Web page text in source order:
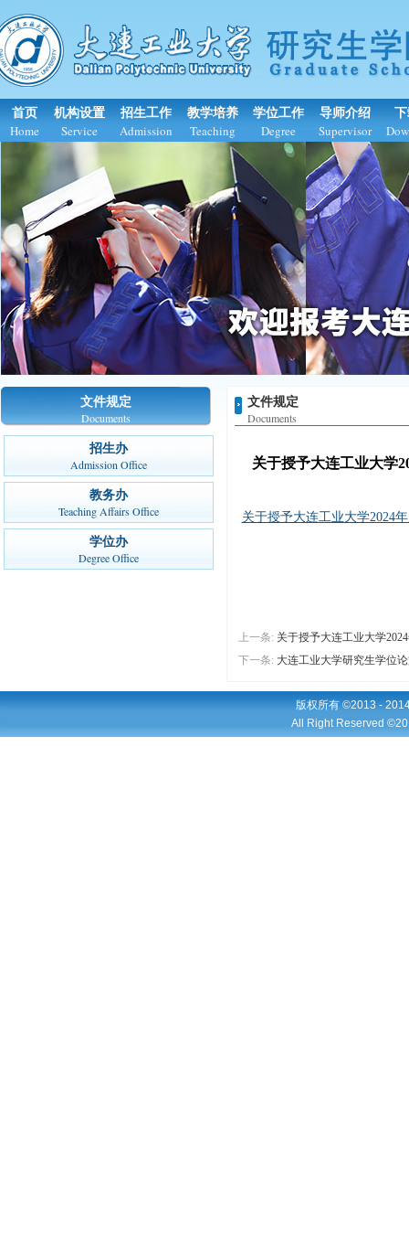
首页
Home
机构设置
Service
招生工作
Admission
教学培养
Teaching
学位工作
Degree
导师介绍
Supervisor
文件规定
Documents
招生办
Admission Office
教务办
Teaching Affairs Office
学位办
Degree Office
文件规定
Documents
关于授予大连工业大学
关于授予大连工业大学2024
上一条: 关于授予大连工业大学
下一条: 大连工业大学研究生学位
版权所有 ©2013 -
All Right Reserved